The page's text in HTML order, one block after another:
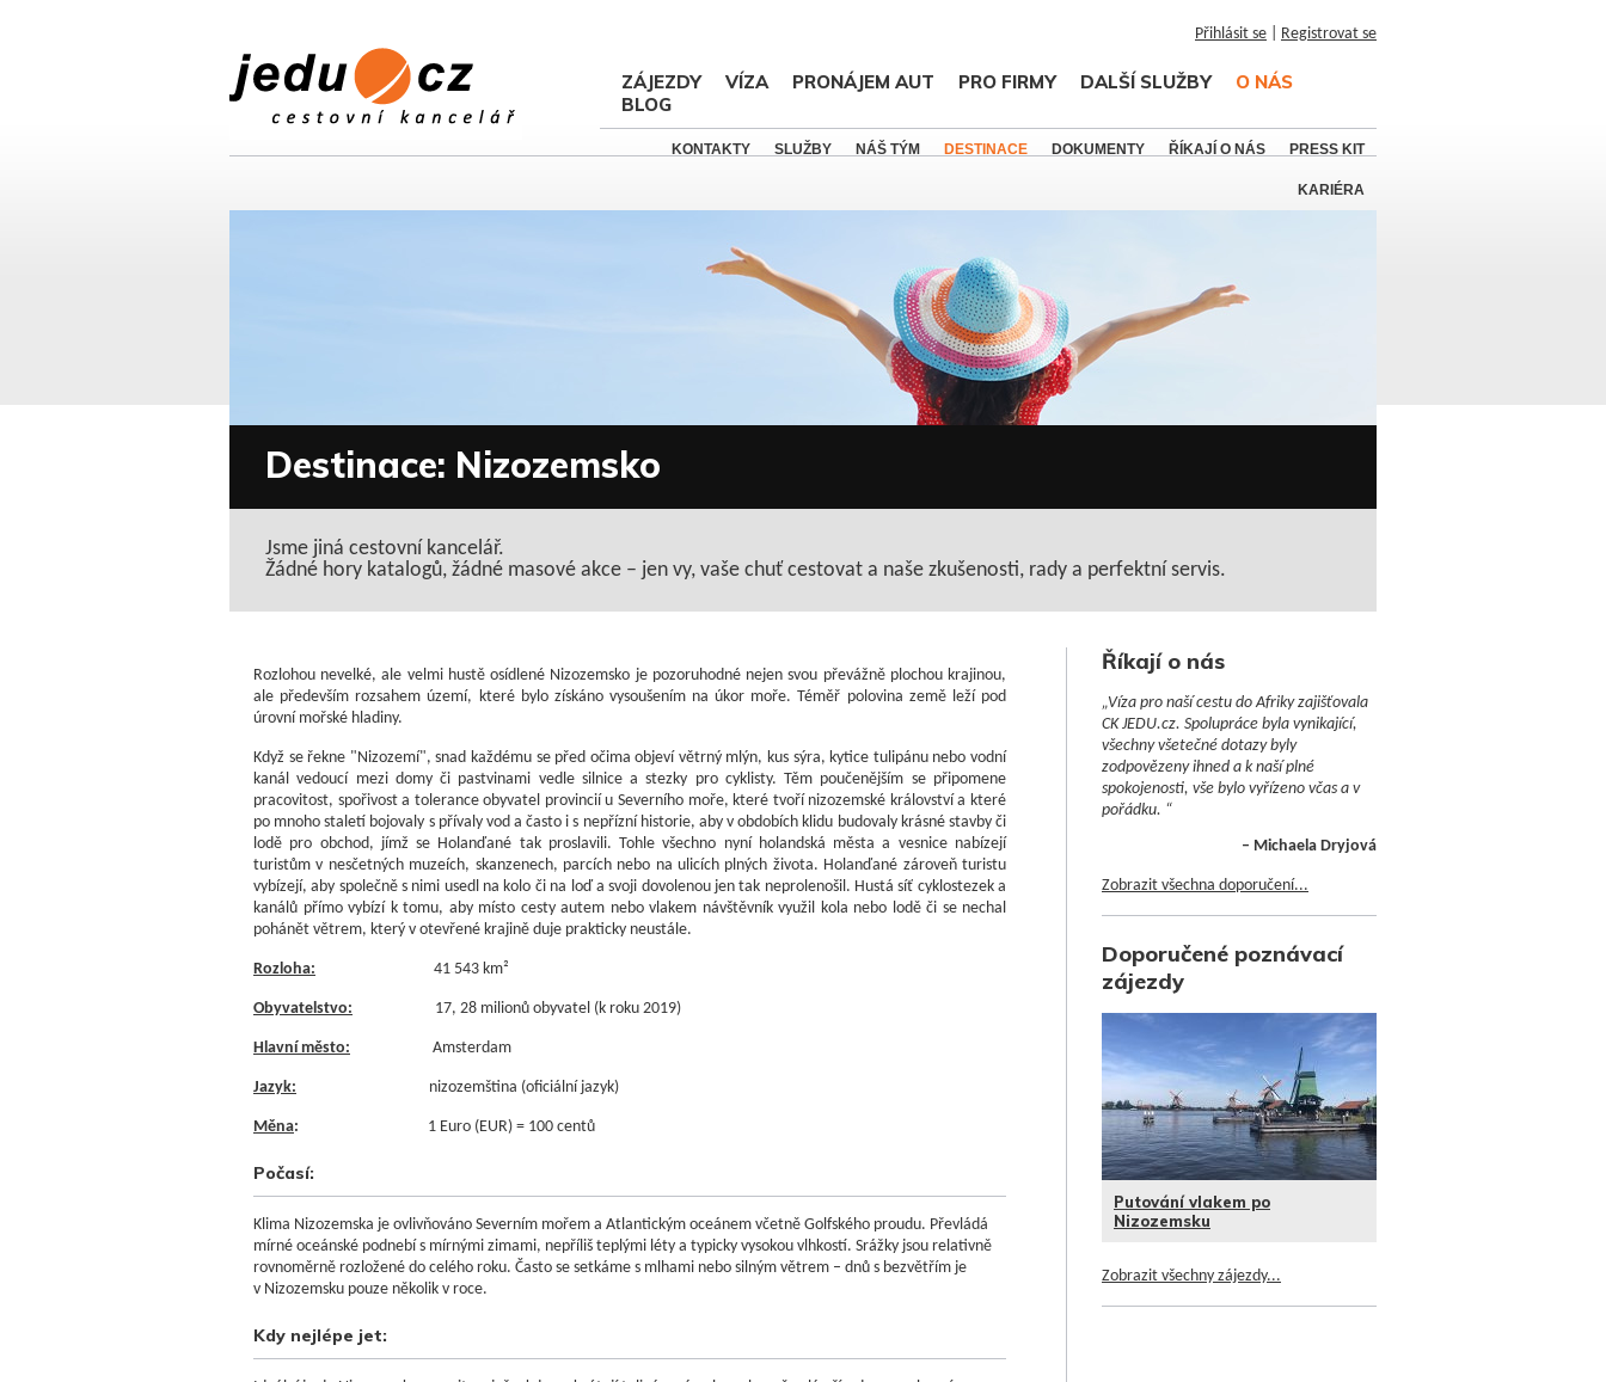
Přihlásit se Registrovat se
ZÁJEZDY VÍZA PRONÁJEM AUT PRO FIRMY DALŠÍ SLUŽBY
O NÁS
BLOG
KONTAKTY SLUŽBY NÁŠ TÝM DESTINACE DOKUMENTY ŘÍKAJÍ O NÁS PRESS KIT
KARIÉRA
Destinace: Nizozemsko
Jsme jiná cestovní kancelář.
Žádné hory katalogů, žádné masové akce – jen vy, vaše chuť cestovat a naše zkušenosti, rady a perfektní servis.
Rozlohou nevelké, ale velmi hustě osídlené Nizozemsko je pozoruhodné nejen svou převážně plochou krajinou,
ale především rozsahem území, které bylo získáno vysoušením na úkor moře. Téměř polovina země leží pod
úrovní mořské hladiny.
Když se řekne "Nizozemí", snad každému se před očima objeví větrný mlýn, kus sýra, kytice tulipánu nebo vodní
kanál vedoucí mezi domy či pastvinami vedle silnice a stezky pro cyklisty. Těm poučenějším se připomene
pracovitost, spořivost a tolerance obyvatel provincií u Severního moře, které tvoří nizozemské království a které
po mnoho staletí bojovaly s přívaly vod a často i s nepřízní historie, aby v obdobích klidu budovaly krásné stavby či
lodě pro obchod, jímž se Holanďané tak proslavili. Tohle všechno nyní holandská města a vesnice nabízejí
turistům v nesčetných muzeích, skanzenech, parcích nebo na ulicích plných života. Holanďané zároveň turistu
vybízejí, aby společně s nimi usedl na kolo či na loď a svoji dovolenou jen tak neprolenošil. Hustá síť cyklostezek a
kanálů přímo vybízí k tomu, aby místo cesty autem nebo vlakem návštěvník využil kola nebo lodě či se nechal
pohánět větrem, který v otevřené krajině duje prakticky neustále.
Rozloha: 41 543 km²
Obyvatelstvo: 17, 28 milionů obyvatel (k roku 2019)
Hlavní město: Amsterdam
Jazyk: nizozemština (oficiální jazyk)
Měna: 1 Euro (EUR) = 100 centů
Počasí:
Klima Nizozemska je ovlivňováno Severním mořem a Atlantickým oceánem včetně Golfského proudu. Převládá
mírné oceánské podnebí s mírnými zimami, nepříliš teplými léty a typicky vysokou vlhkostí. Srážky jsou relativně
rovnoměrně rozložené do celého roku. Často se setkáme s mlhami nebo silným větrem – dnů s bezvětřím je
v Nizozemsku pouze několik v roce.
Kdy nejlépe jet:
Říkají o nás
„Víza pro naší cestu do Afriky zajišťovala
CK JEDU.cz. Spolupráce byla vynikající,
všechny všetečné dotazy byly
zodpovězeny ihned a k naší plné
spokojenosti, vše bylo vyřízeno včas a v
pořádku. “
– Michaela Dryjová
Zobrazit všechna doporučení...
Doporučené poznávací
zájezdy
Putování vlakem po
Nizozemsku
Zobrazit všechny zájezdy...